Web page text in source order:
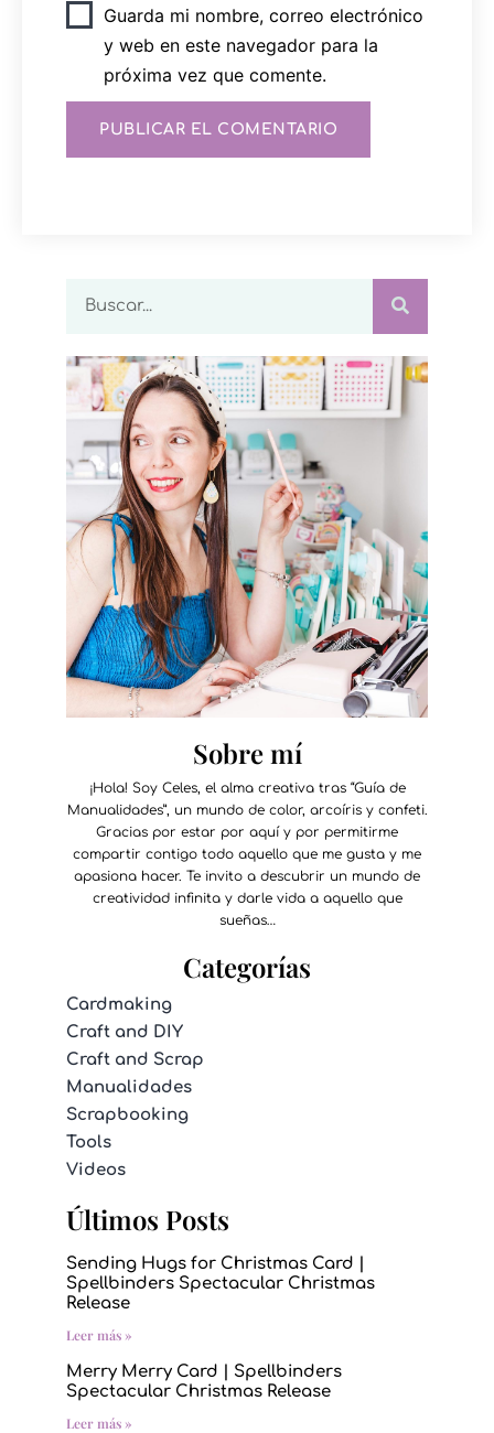
Guarda mi nombre, correo electrónico
y web en este navegador para la
próxima vez que comente.
Sobre mí
¡Hola! Soy Celes, el alma creativa tras “Guía de
Manualidades”, un mundo de color, arcoíris y confeti.
Gracias por estar por aquí y por permitirme
compartir contigo todo aquello que me gusta y me
apasiona hacer. Te invito a descubrir un mundo de
creatividad infinita y darle vida a aquello que
sueñas…
Categorías
Cardmaking
Craft and DIY
Craft and Scrap
Manualidades
Scrapbooking
Tools
Videos
Últimos Posts
Sending Hugs for Christmas Card |
Spellbinders Spectacular Christmas
Release
Leer más »
Merry Merry Card | Spellbinders
Spectacular Christmas Release
Leer más »